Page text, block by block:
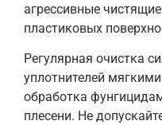
агрессивные
пластиковых
Регулярная очистка
уплотнителей
обработка
плесени. Не